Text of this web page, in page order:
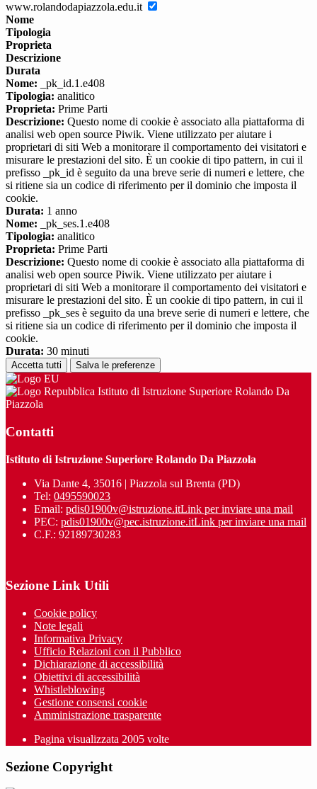
www.rolandodapiazzola.edu.it
Nome
Tipologia
Proprieta
Descrizione
Durata
Nome: _pk_id.1.e408
Tipologia: analitico
Proprieta: Prime Parti
Descrizione: Questo nome di cookie è associato alla piattaforma di
analisi web open source Piwik. Viene utilizzato per aiutare i
proprietari di siti Web a monitorare il comportamento dei visitatori e
misurare le prestazioni del sito. È un cookie di tipo pattern, in cui il
prefisso _pk_id è seguito da una breve serie di numeri e lettere, che
si ritiene sia un codice di riferimento per il dominio che imposta il
cookie.
Durata: 1 anno
Nome: _pk_ses.1.e408
Tipologia: analitico
Proprieta: Prime Parti
Descrizione: Questo nome di cookie è associato alla piattaforma di
analisi web open source Piwik. Viene utilizzato per aiutare i
proprietari di siti Web a monitorare il comportamento dei visitatori e
misurare le prestazioni del sito. È un cookie di tipo pattern, in cui il
prefisso _pk_ses è seguito da una breve serie di numeri e lettere, che
si ritiene sia un codice di riferimento per il dominio che imposta il
cookie.
Durata: 30 minuti
Accetta tutti Salva le preferenze
Istituto di Istruzione Superiore Rolando Da
Piazzola
Contatti
Istituto di Istruzione Superiore Rolando Da Piazzola
Via Dante 4, 35016 | Piazzola sul Brenta (PD)
Tel: 0495590023
Email: pdis01900v@istruzione.itLink per inviare una mail
PEC: pdis01900v@pec.istruzione.itLink per inviare una mail
C.F.: 92189730283
Sezione Link Utili
Cookie policy
Note legali
Informativa Privacy
Ufficio Relazioni con il Pubblico
Dichiarazione di accessibilità
Obiettivi di accessibilità
Whistleblowing
Gestione consensi cookie
Amministrazione trasparente
Pagina visualizzata 2005 volte
Sezione Copyright